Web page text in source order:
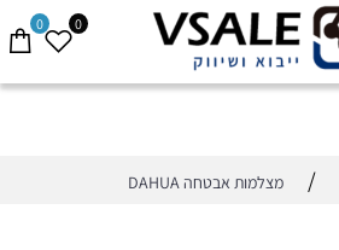
0 0
/ מצלמות אבטחה DAHUA